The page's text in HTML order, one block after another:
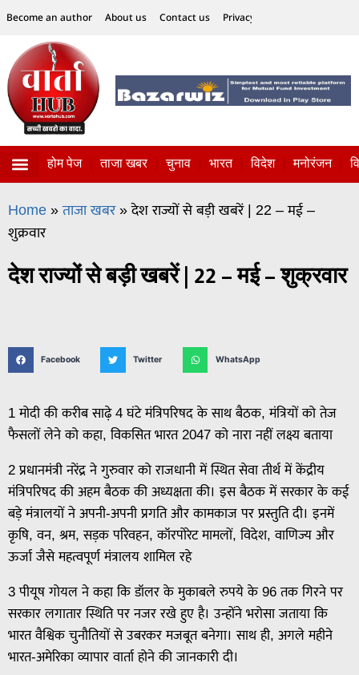
Become an author About us Contact us Privacy Policy
होम पेज ताजा खबर चुनाव भारत विदेश मनोरंजन
Home » ताजा खबर » देश राज्यों से बड़ी खबरें | 22 – मई –
शुक्रवार
देश राज्यों से बड़ी खबरें | 22 – मई – शुक्रवार
Facebook Twitter WhatsApp
1 मोदी की करीब साढ़े 4 घंटे मंत्रिपरिषद के साथ बैठक, मंत्रियों को तेज
फैसलों लेने को कहा, विकसित भारत 2047 को नारा नहीं लक्ष्य बताया
2 प्रधानमंत्री नरेंद्र ने गुरुवार को राजधानी में स्थित सेवा तीर्थ में केंद्रीय
मंत्रिपरिषद की अहम बैठक की अध्यक्षता की। इस बैठक में सरकार के कई
बड़े मंत्रालयों ने अपनी-अपनी प्रगति और कामकाज पर प्रस्तुति दी। इनमें
कृषि, वन, श्रम, सड़क परिवहन, कॉरपोरेट मामलों, विदेश, वाणिज्य और
ऊर्जा जैसे महत्वपूर्ण मंत्रालय शामिल रहे
3 पीयूष गोयल ने कहा कि डॉलर के मुकाबले रुपये के 96 तक गिरने पर
सरकार लगातार स्थिति पर नजर रखे हुए है। उन्होंने भरोसा जताया कि
भारत वैश्विक चुनौतियों से उबरकर मजबूत बनेगा। साथ ही, अगले महीने
भारत-अमेरिका व्यापार वार्ता होने की जानकारी दी।